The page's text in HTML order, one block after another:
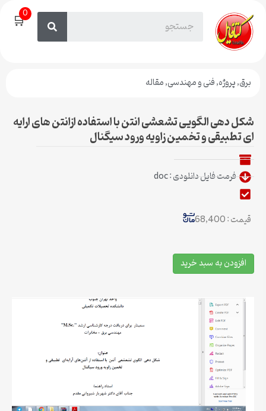
🛒0
برق,پروژه,فنی و مهندسی,مقاله
شکل دهی الگویی تشعشی انتن با استفاده ازانتن های ارایه
ای تطبیقی و تخمین زاویه ورود سیگنال
فرمت فایل دانلودی : doc
قیمت : 68,400
افزودن به سبد خرید